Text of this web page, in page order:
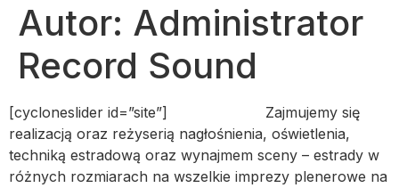
Autor: Administrator
Record Sound
[cycloneslider id=”site”] Zajmujemy się
realizacją oraz reżyserią nagłośnienia, oświetlenia,
techniką estradową oraz wynajmem sceny – estrady w
różnych rozmiarach na wszelkie imprezy plenerowe na